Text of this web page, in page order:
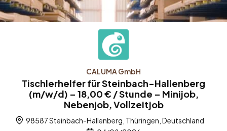
CALUMA GmbH
Tischlerhelfer für Steinbach-Hallenberg
(m/w/d) – 18,00 € / Stunde – Minijob,
Nebenjob, Vollzeitjob
98587 Steinbach-Hallenberg, Thüringen, Deutschland